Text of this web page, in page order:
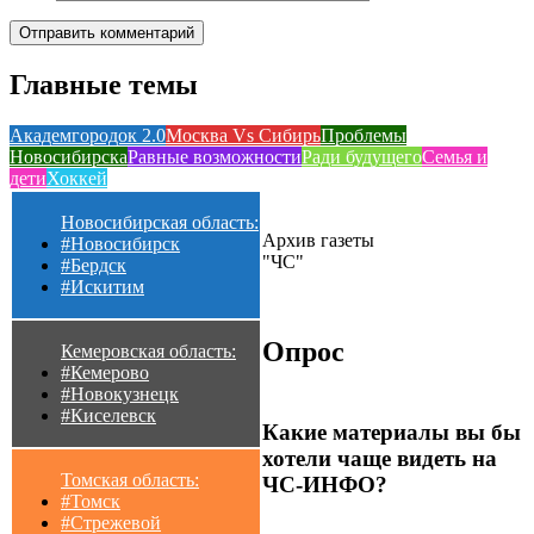
Главные темы
Академгородок 2.0Москва Vs СибирьПроблемы
НовосибирскаРавные возможностиРади будущегоСемья и
детиХоккей
Новосибирская область:
#Новосибирск
#Бердск
#Искитим
Кемеровская область:
#Кемерово
#Новокузнецк
#Киселевск
Томская область:
#Томск
#Стрежевой
Архив газеты
"ЧС"
Опрос
Какие материалы вы бы
хотели чаще видеть на
ЧС-ИНФО?